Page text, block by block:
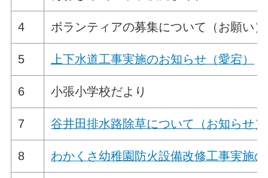
4 ボランティアの募集について（お願い
5 上下水道工事実施のお知らせ（愛宕）
6 小張小学校だより
7 谷井田排水路除草について（お知らせ）
8 わかくさ幼稚園防火設備改修工事実施